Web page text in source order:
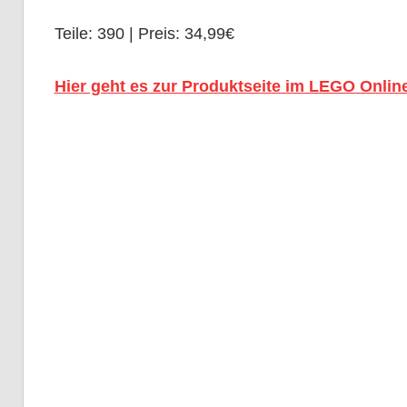
Teile: 390 | Preis: 34,99€
Hier geht es zur Produktseite im LEGO